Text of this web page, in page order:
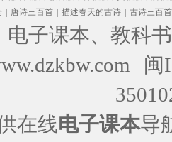
唐诗三百首 描述春天的古诗 古诗三百首
电子课本、教科
闽
在线电子课本导